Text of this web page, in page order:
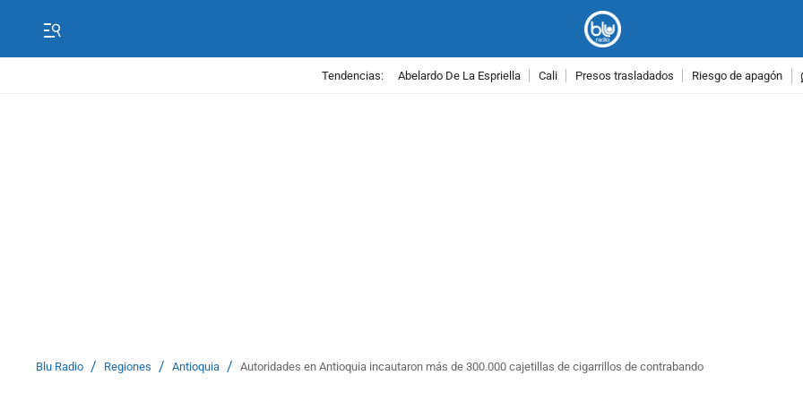
Tendencias: Abelardo De La Espriella Cali Presos trasladados Riesgo de apagón
Blu Radio / Regiones / Antioquia / Autoridades en Antioquia incautaron más de 300.000 cajetillas de cigarrillos de contrabando